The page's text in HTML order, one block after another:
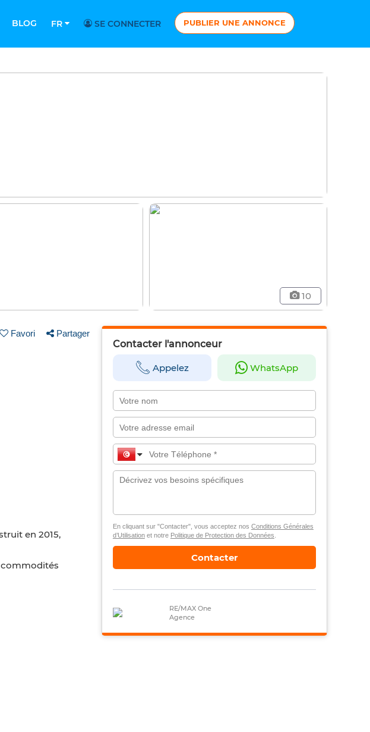
BLOG FR SE CONNECTER PUBLIER UNE ANNONCE
10
Favori Partager
en 2015,
commodités
Contacter l'annonceur
Appelez WhatsApp
En cliquant sur "Contacter", vous acceptez nos Conditions Générales
d’Utilisationet notre Politique de Protection des Données
Contacter
RE/MAX One
Agence